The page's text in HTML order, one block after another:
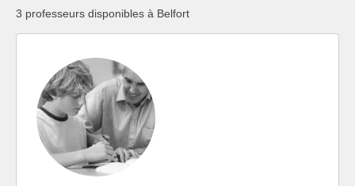
3 professeurs disponibles à Belfort